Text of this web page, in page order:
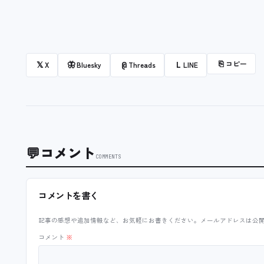
𝕏X 🦋Bluesky @ Threads L LINE ⎘ コピー
💬コメント COMMENTS
コメントを書く
記事の感想や追加情報など、お気軽にお書きください。メールアドレスは公
コメント ※